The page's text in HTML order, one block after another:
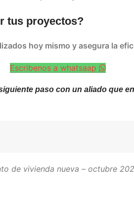
tus proyectos?
hoy mismo y asegura la
Escribenos a whatsaap
paso con un aliado que
de vivienda nueva – octubre